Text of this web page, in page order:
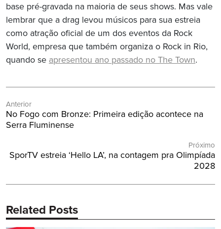
base pré-gravada na maioria de seus shows. Mas vale
lembrar que a drag levou músicos para sua estreia
como atração oficial de um dos eventos da Rock
World, empresa que também organiza o Rock in Rio,
quando se apresentou ano passado no The Town.
de
Post
Anterior
Post
Anterior:
No Fogo com Bronze: Primeira edição acontece na
Serra Fluminense
Próximo
Próximo
SporTV estreia ‘Hello LA’, na contagem pra Olimpíada
2028
Related Posts